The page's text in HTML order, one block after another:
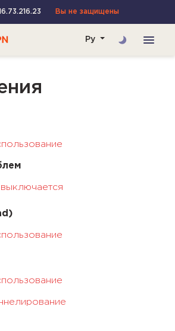
Вы не защищены
Ру